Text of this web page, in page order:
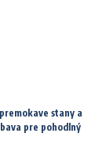
stany a
pre pohodlný